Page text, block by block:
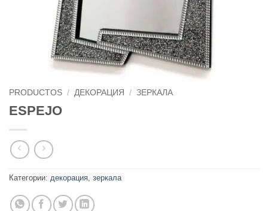
PRODUCTOS / ДЕКОРАЦИЯ / ЗЕРКАЛА
ESPEJO
Категории: декорация, зеркала